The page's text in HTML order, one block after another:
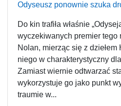
Odyseusz ponownie szuka
Do kin trafiła właśnie
wyczekiwanych premier tego
Nolan, mierząc się z
niego w charakterystyczny
Zamiast wiernie odtwarzać
wykorzystuje go jako punkt
traumie w...